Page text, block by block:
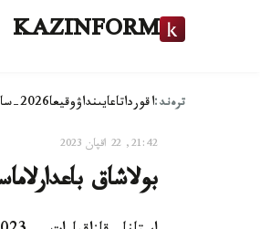
KAZINFORM
ترەند:اقورداتاعايىنداۋوقيعا2026-سايلاۋ
21:42, 22 اقپان 2023
بولاشاق